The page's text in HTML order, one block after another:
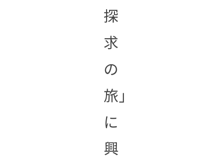
探
求
の
旅」
に
興